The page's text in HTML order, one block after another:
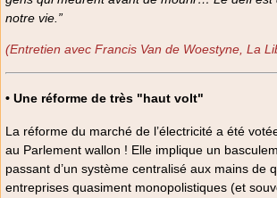
notre vie.”
(Entretien avec Francis Van de Woestyne, La
• Une réforme de très "haut volt"
La réforme du marché de l’électricité a été
au Parlement wallon ! Elle implique un
passant d’un système centralisé aux mains de
entreprises quasiment monopolistiques (et